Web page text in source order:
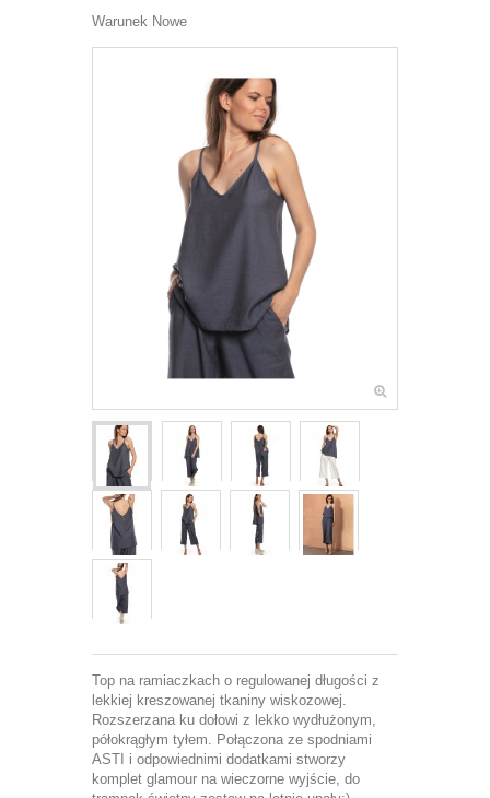
Warunek Nowe
Top na ramiaczkach o regulowanej długości z
lekkiej kreszowanej tkaniny wiskozowej.
Rozszerzana ku dołowi z lekko wydłużonym,
półokrągłym tyłem. Połączona ze spodniami
ASTI i odpowiednimi dodatkami stworzy
komplet glamour na wieczorne wyjście, do